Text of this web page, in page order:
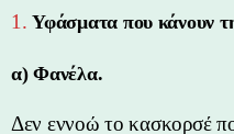
1. Υφάσματα που κάνουν
α) Φανέλα.
Δεν εννοώ το κασκορσέ